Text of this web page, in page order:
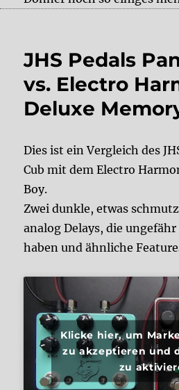
JHS Pedals
vs. Electro
Deluxe
Dies ist ein Vergleich des
Cub mit dem Electro
Boy.
Zwei dunkle, etwas
analog Delays, die
haben und ähnliche
Klicke hier, um
zu akzeptieren und
zu